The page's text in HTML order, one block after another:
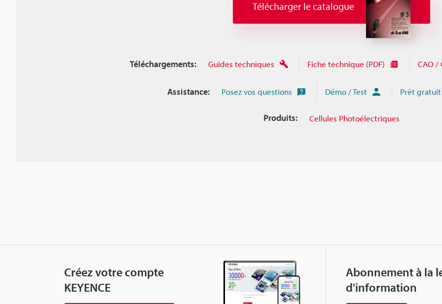
Télécharger le catalogue
Téléchargements: Guides techniques Fiche technique (PDF) CAO /
Assistance: Posez vos questions Démo / Test Prêt
Produits: Cellules Photoélectriques
Créez votre compte
KEYENCE
Abonnement à la
d'information